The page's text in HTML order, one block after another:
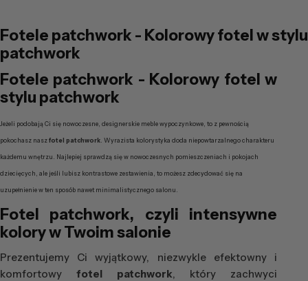
Fotele patchwork - Kolorowy fotel w stylu
patchwork
Fotele patchwork - Kolorowy fotel w
stylu patchwork
Jeżeli podobają Ci się nowoczesne, designerskie meble wypoczynkowe, to z pewnością
pokochasz nasz fotel patchwork . Wyrazista kolorystyka doda niepowtarzalnego charakteru
każdemu wnętrzu. Najlepiej sprawdzą się w nowoczesnych pomieszczeniach i pokojach
dziecięcych, ale jeśli lubisz kontrastowe zestawienia, to możesz zdecydować się na
uzupełnienie w ten sposób nawet minimalistycznego salonu.
Fotel patchwork, czyli intensywne
kolory w Twoim salonie
Prezentujemy Ci wyjątkowy, niezwykle efektowny i
komfortowy
fotel patchwork, który zachwyci